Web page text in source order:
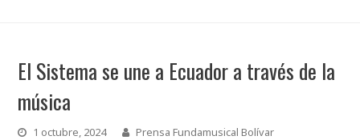
El Sistema se une a Ecuador a través de la
música
1 octubre, 2024
Prensa Fundamusical Bolívar